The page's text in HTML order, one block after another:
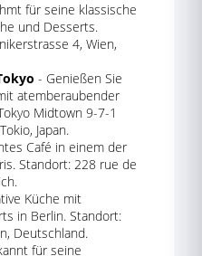
für seine klassische
und Desserts.
4, Wien,
- Genießen Sie
atemberaubender
Midtown 9-7-1
Japan.
Café in einem der
Standort: 228 rue de
Küche mit
in Berlin. Standort:
Deutschland.
für seine